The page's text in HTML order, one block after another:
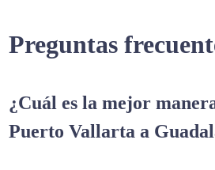
Preguntas
¿Cuál es la mejor
Puerto Vallarta a